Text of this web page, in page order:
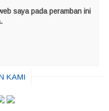
saya pada peramban ini
KAMI